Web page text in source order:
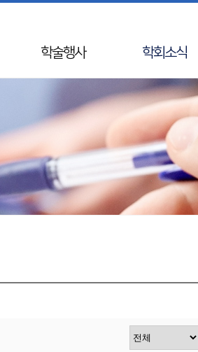
학술행사
학술행사 리스트
춘계학술대회
추계학술대회
SIDDS
KDDW
APDW
학회소식
공지사항
국내외 행사일정
뉴스레터
윤리레터
논문상/연구비